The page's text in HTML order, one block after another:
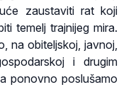
zaustaviti rat koji
temelj trajnijeg mira.
na obiteljskoj, javnoj,
i drugim
ponovno poslušamo